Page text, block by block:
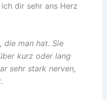
dir sehr ans Herz
die man hat. Sie
kurz oder lang
sehr stark nerven,